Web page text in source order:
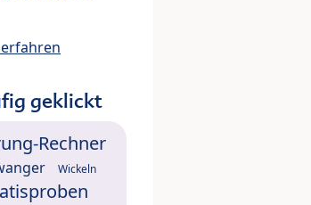
geklickt
Rechner
Wickeln